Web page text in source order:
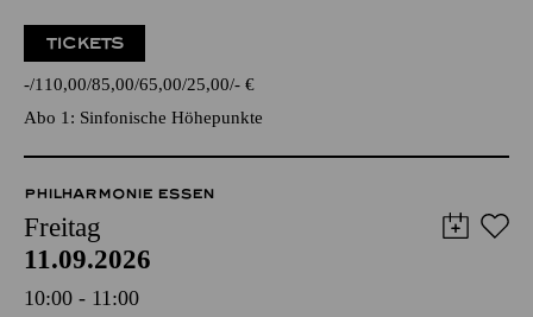
TICKETS
- 110,00 85,00 65,00 25,00 - €
Abo 1: Sinfonische Höhepunkte
PHILHARMONIE ESSEN
Freitag
11.09.2026
10:00 - 11:00